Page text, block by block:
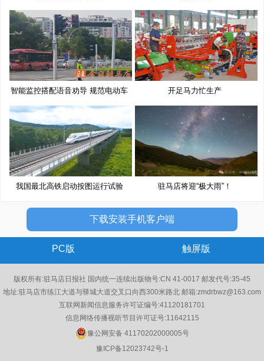
智能监控搭配语音劝导 规范电动车 开足马力忙生产
我国最北高铁启动按图运行试验 驻马店将迎“极大雨”！
下载安装手机客户端
PC版 触屏版
版权所有:驻马店日报社 国内统一连续出版物号:CN 41-0017 邮发代号:35-45
地址:驻马店市练江大道与驿城大道交叉口向西300米路北 邮箱:zmdrbwz@163.com
互联网新闻信息服务许可证编号:41120181701
信息网络传播视听节目许可证号:11642115
豫公网安备 41170202000005号
豫ICP备12023742号-1